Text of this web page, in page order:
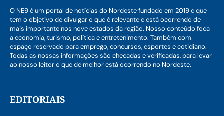
O NE9 é um portal de notícias do Nordeste fundado em 2019 e que
tem o objetivo de divulgar o que é relevante e está ocorrendo de
mais importante nos nove estados da região. Nosso conteúdo foca
a economia, turismo, política e entretenimento. Também com
espaço reservado para emprego, concursos, esportes e cotidiano.
Todas as nossas informações são checadas e verificadas, para levar
ao nosso leitor o que de melhor está ocorrendo no Nordeste.
EDITORIAIS